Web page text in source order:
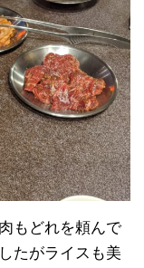
もどれを頼んで
たがライスも美